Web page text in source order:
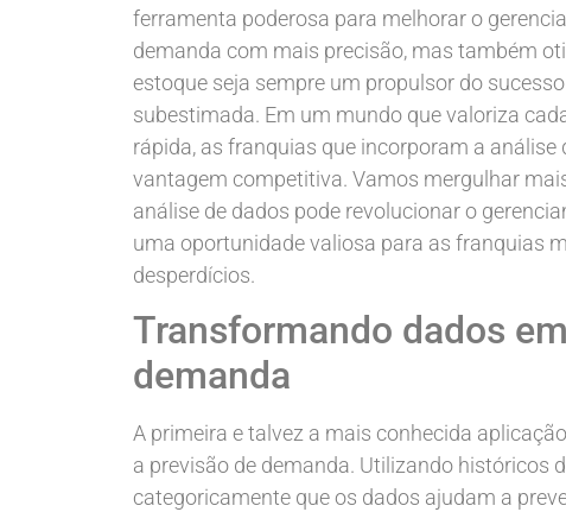
ferramenta poderosa para melhorar o
demanda com mais precisão, mas também
estoque seja sempre um propulsor do
subestimada. Em um mundo que valoriza
rápida, as franquias que incorporam a
vantagem competitiva. Vamos mergulhar
análise de dados pode revolucionar o
uma oportunidade valiosa para as franquias
desperdícios.
Transformando dados
demanda
A primeira e talvez a mais conhecida
a previsão de demanda. Utilizando históricos
categoricamente que os dados ajudam a